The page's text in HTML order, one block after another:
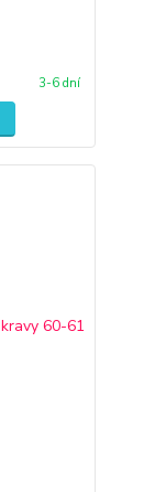
3-6 dní